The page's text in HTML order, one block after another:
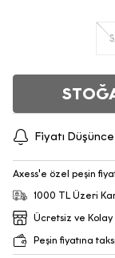
S
Fiyatı
Axess'e özel peşin
1000 TL Üzeri
Ücretsiz ve
Peşin fiyatına